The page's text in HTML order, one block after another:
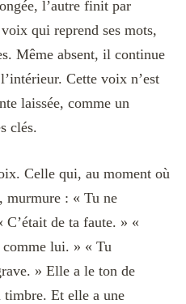
l’autre finit par
qui reprend ses mots,
Même absent, il continue
Cette voix n’est
laissée, comme un
clés.
Celle qui, au moment où
murmure : « Tu ne
de ta faute. » «
comme lui. » « Tu
» Elle a le ton de
timbre. Et elle a une